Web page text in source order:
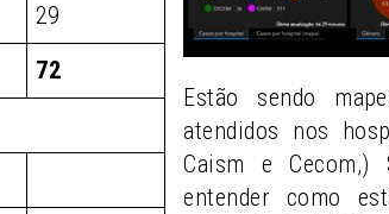
29
72
Estão sendo
atendidos nos
Caism e Cecom,)
entender como